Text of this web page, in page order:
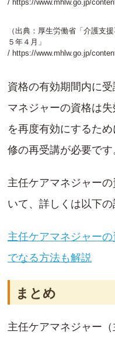
/ https://www.mhlw.go.jp/
（出典：厚生労働省「介護支
５年４月」
/ https://www.mhlw.go.jp/
資格の有効期間内に
マネジャーの資格は
を再度有効にするた
修の再受講が必要です
主任ケアマネジャー
いて、詳しくは以下の
主任ケアマネジャー
でなる方法も解説
まとめ
主任ケアマネジャー（